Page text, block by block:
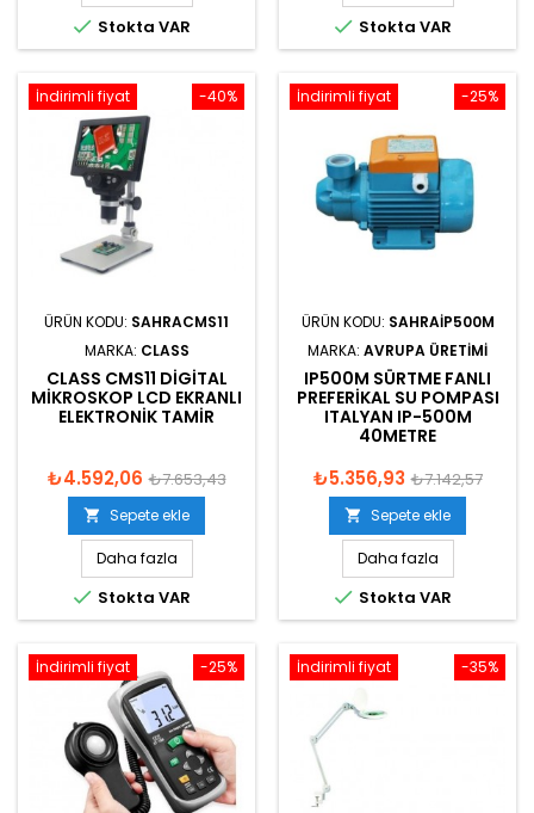
 Stokta VAR  Stokta VAR
-40%
İndirimli fiyat
ÜRÜN KODU: SAHRACMS11
MARKA: CLASS
CLASS CMS11 DIGITAL
MIKROSKOP LCD EKRANLI
ELEKTRONIK TAMIR
₺4.592,06 ₺7.653,43
 Sepete ekle
Daha fazla
 Stokta VAR
-25%
İndirimli fiyat
ÜRÜN KODU: SAHRAIP500M
MARKA: AVRUPA ÜRETIMI
IP500M SÜRTME FANLI
PREFERIKAL SU POMPASI
ITALYAN IP-500M
40METRE
₺5.356,93 ₺7.142,57
 Sepete ekle
Daha fazla
 Stokta VAR
-25%
İndirimli fiyat -35%
İndirimli fiyat